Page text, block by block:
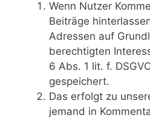
Wenn Nutzer
Beiträge
Adressen auf
berechtigten
6 Abs. 1 lit. f.
gespeichert.
Das erfolgt zu
jemand in